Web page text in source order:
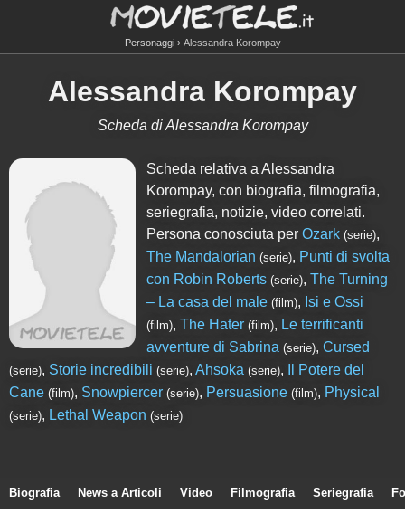
Personaggi Alessandra Korompay
Alessandra Korompay
Scheda di Alessandra Korompay
Scheda relativa a Alessandra
Korompay, con biografia, filmografia,
seriegrafia, notizie, video correlati.
Persona conosciuta perOzark (serie),
The Mandalorian (serie), Punti di svolta
con Robin Roberts (serie),The Turning
– La casa del male (film), Isi e Ossi
(film),The Hater (film), Le terrificanti
avventure di Sabrina (serie),Cursed
(serie), Storie incredibili (serie), Ahsoka (serie),
Il Potere del
Cane (film), Snowpiercer (serie), Persuasione (film), Physical
(serie), Lethal Weapon (serie)
Biografia News a Articoli Video Filmografia Seriegrafia